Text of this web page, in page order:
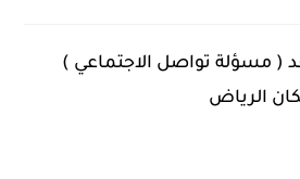
( مسؤلة تواصل الاجتماعي )
الرياض